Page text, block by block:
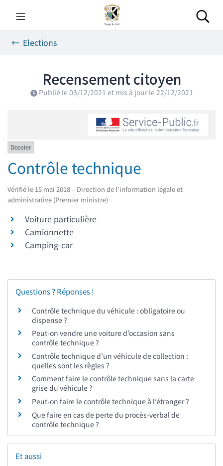
contenu
Elections
Recensement citoyen
Publié le 03/12/2021 et mis à jour le 22/12/2021
Dossier
Contrôle technique
Vérifié le 15 mai 2018 – Direction de l’information légale et
administrative (Premier ministre)
Voiture particulière
Camionnette
Camping-car
Questions ? Réponses !
Contrôle technique du véhicule : obligatoire ou
dispense ?
Peut-on vendre une voiture d’occasion sans
contrôle technique ?
Contrôle technique d’un véhicule de collection :
quelles sont les règles ?
Comment faire le contrôle technique sans la carte
grise du véhicule ?
Peut-on faire le contrôle technique à l’étranger ?
Que faire en cas de perte du procès-verbal de
contrôle technique ?
Et aussi